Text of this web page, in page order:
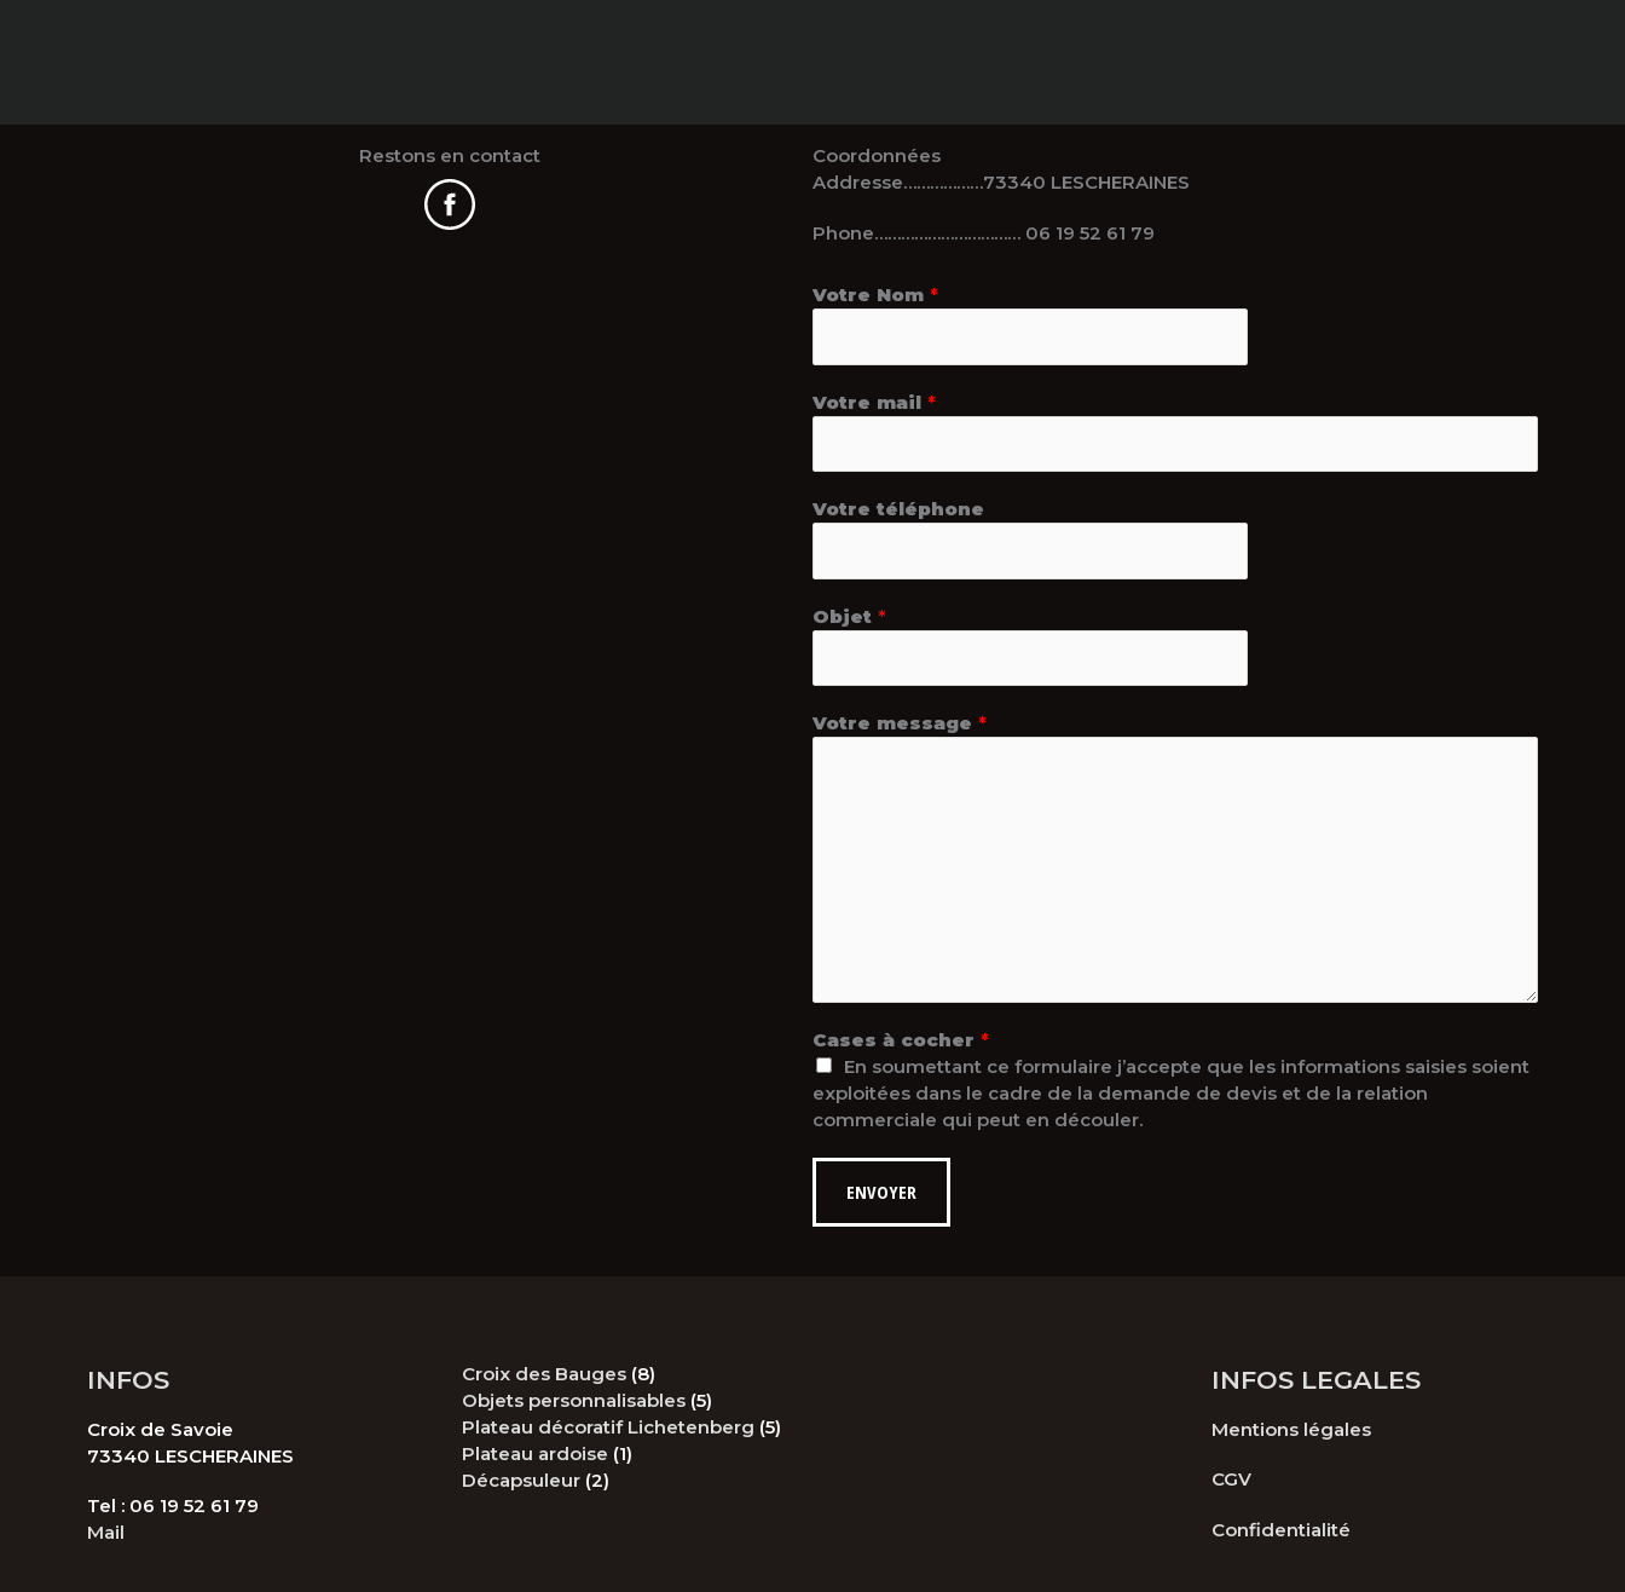
Restons en contact
Coordonnées
Addresse………………73340 LESCHERAINES
Phone…………………………… 06 19 52 61 79
Votre Nom *
Votre mail *
Votre téléphone
Objet *
Votre message *
Cases à cocher *
En soumettant ce formulaire j’accepte que les informations saisies soient
exploitées dans le cadre de la demande de devis et de la relation
commerciale qui peut en découler.
ENVOYER
INFOS
Croix de Savoie
73340 LESCHERAINES
Tel : 06 19 52 61 79
Mail
Croix des Bauges 88
produits
Objets personnalisables 55
produits
Plateau décoratif Lichetenberg 55
Plateau ardoise 11
Décapsuleur 22
INFOS LEGALES
Mentions légales
CGV
Confidentialité